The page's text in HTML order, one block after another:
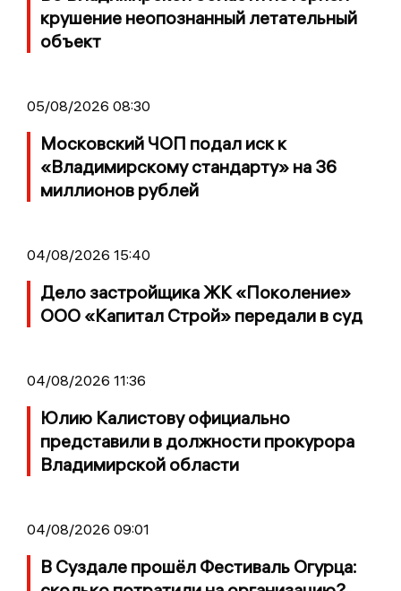
крушение неопознанный летательный
объект
05/08/2026 08:30
Московский ЧОП подал иск к
«Владимирскому стандарту» на 36
миллионов рублей
04/08/2026 15:40
Дело застройщика ЖК «Поколение»
ООО «Капитал Строй» передали в суд
04/08/2026 11:36
Юлию Калистову официально
представили в должности прокурора
Владимирской области
04/08/2026 09:01
В Суздале прошёл Фестиваль Огурца: